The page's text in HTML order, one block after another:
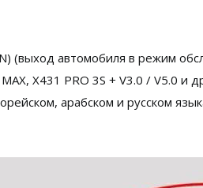
(выход автомобиля в режим
X431 PRO 3S + V3.0 / V5.0
арабском и русском